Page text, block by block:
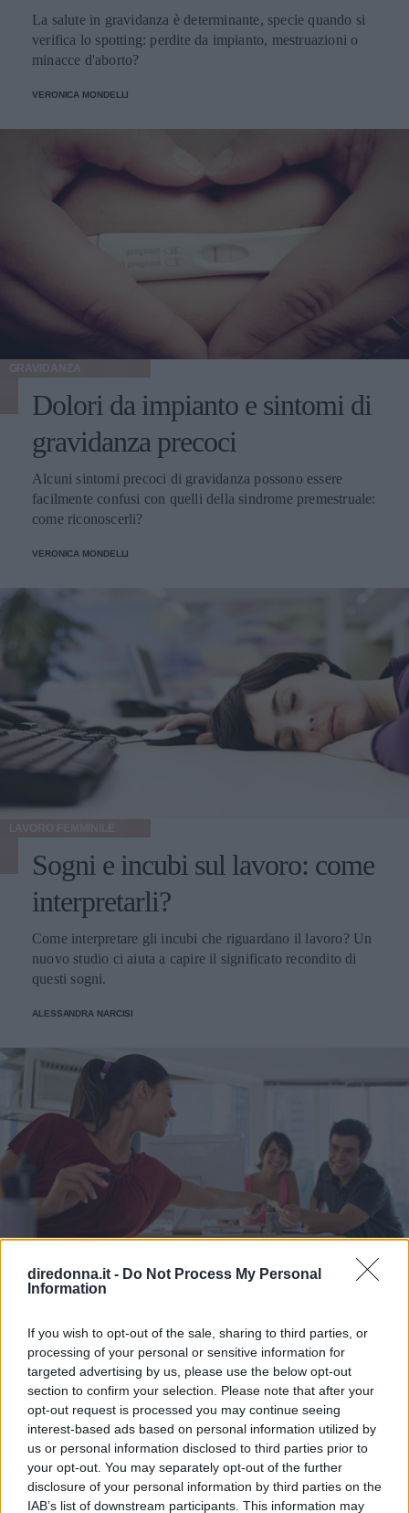
diredonna.it - Do Not Process My Personal
Information
If you wish to opt-out of the sale, sharing to third parties, or
processing of your personal or sensitive information for
targeted advertising by us, please use the below opt-out
section to confirm your selection. Please note that after your
opt-out request is processed you may continue seeing
interest-based ads based on personal information utilized by
us or personal information disclosed to third parties prior to
your opt-out. You may separately opt-out of the further
disclosure of your personal information by third parties on the
IAB’s list of downstream participants. This information may
La salute in gravidanza è determinante, specie quando si
verifica lo spotting: perdite da impianto, mestruazioni o
minacce d'aborto?
VERONICA MONDELLI
Dolori da impianto e sintomi di
gravidanza precoci
Alcuni sintomi precoci di gravidanza possono essere
facilmente confusi con quelli della sindrome premestruale:
come riconoscerli?
VERONICA MONDELLI
Sogni e incubi sul lavoro: come
interpretarli?
Come interpretare gli incubi che riguardano il lavoro? Un
nuovo studio ci aiuta a capire il significato recondito di
questi sogni.
ALESSANDRA NARCISI
LAVORO FEMMINILE
Colleghi di lavoro: segreti da
non confidare mai
Sul lavoro non si devono confidare mai i propri segreti ai
colleghi, mettendo a rischio impiego e carriera. Ecco le
ragioni.
ALESSANDRO CONTE